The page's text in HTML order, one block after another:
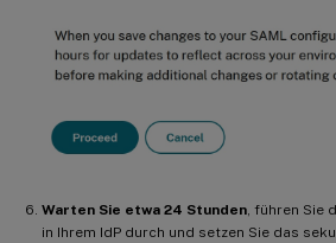
Warten Sie etwa 24 Stunden, führen Sie
in Ihrem IdP durch und setzen Sie das